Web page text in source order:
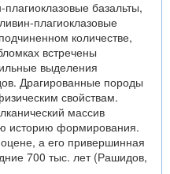
базальты,
плагиоклазовые
количестве,
встречены
выделения
Драгированные породы
свойствам.
массив
историю формирования.
а его привершинная
700 тыс. лет (Рашидов,